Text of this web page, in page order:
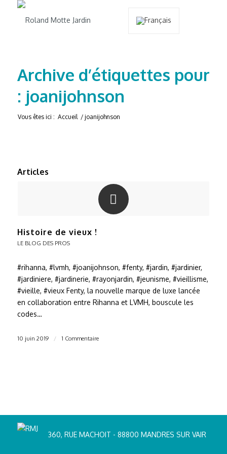
Archive d’étiquettes pour
: joanijohnson
Vous êtes ici : Accueil / joanijohnson
Articles
Histoire de vieux !
LE BLOG DES PROS
#rihanna, #lvmh, #joanijohnson, #fenty, #jardin, #jardinier,
#jardiniere, #jardinerie, #rayonjardin, #jeunisme, #vieillisme,
#vieille, #vieux Fenty, la nouvelle marque de luxe lancée
en collaboration entre Rihanna et LVMH, bouscule les
codes…
10 juin 2019 / 1 Commentaire
360, RUE MACHOIT - 88800 MANDRES SUR VAIR